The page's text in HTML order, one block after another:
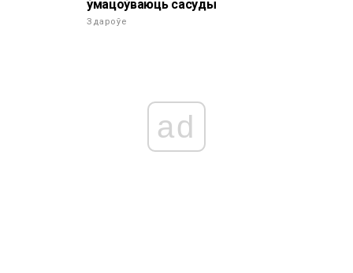
ўмацоўваюць сасуды
Здароўе
ad